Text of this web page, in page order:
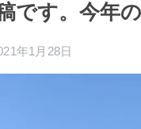
です。今年の
年1月28日